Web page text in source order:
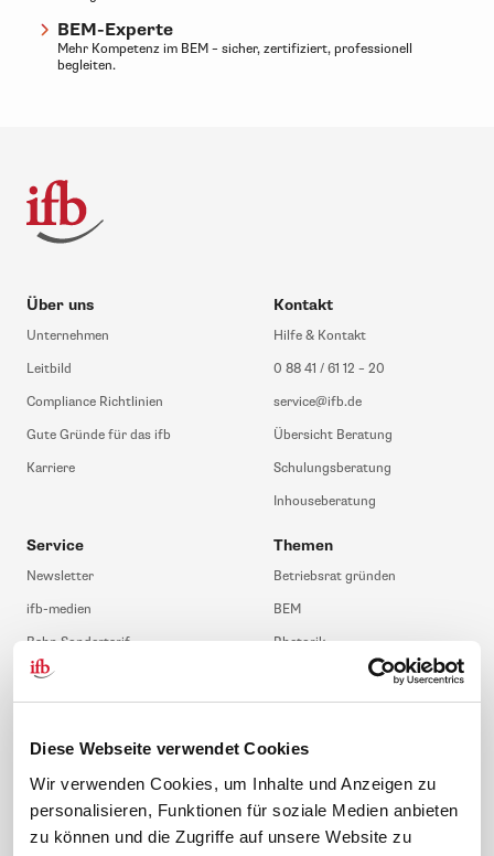
Diese Webseite verwendet Cookies
Wir verwenden Cookies, um Inhalte und Anzeigen zu
personalisieren, Funktionen für soziale Medien anbieten
zu können und die Zugriffe auf unsere Website zu
BEM-Experte
Mehr Kompetenz im BEM – sicher, zertifiziert, professionell
begleiten.
Über uns
Unternehmen
Leitbild
Compliance Richtlinien
Gute Gründe für das ifb
Karriere
Kontakt
Hilfe & Kontakt
0 88 41 / 61 12 – 20
service@ifb.de
Übersicht Beratung
Schulungsberatung
Inhouseberatung
Service
Newsletter
ifb-medien
Bahn Sondertarif
meinifb
FAQ
ifb-App Betriebsrat360
Themen
Betriebsrat gründen
BEM
Rhetorik
JAV-Wahl
News. Wissen. Themen. Folgen Sie uns